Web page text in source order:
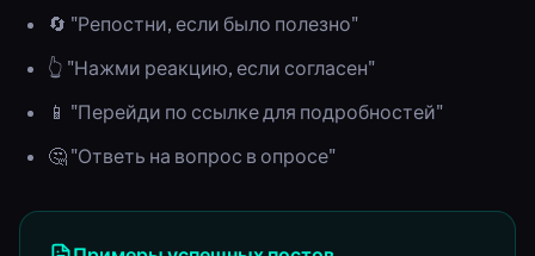
🔄 "Репостни, если было полезно"
👆 "Нажми реакцию, если согласен"
📱 "Перейди по ссылке для подробностей"
🤔 "Ответь на вопрос в опросе"